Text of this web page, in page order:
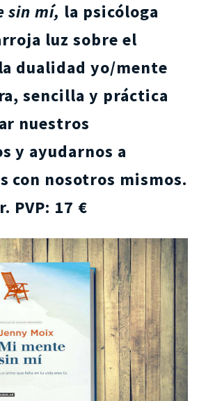
sin mí, la psicóloga
luz sobre el
dualidad yo/mente
sencilla y práctica
nuestros
y ayudarnos a
con nosotros mismos.
PVP: 17 €